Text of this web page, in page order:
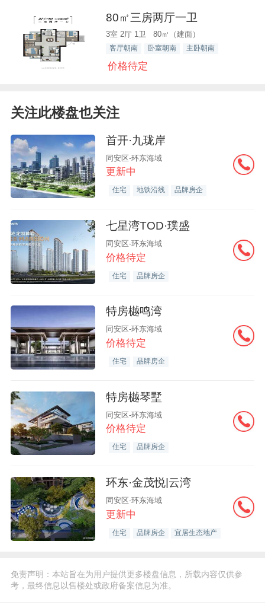
80㎡三房两厅一卫
3室 2厅 1卫 80㎡（建面）
客厅朝南 卧室朝南 主卧朝南
价格待定
关注此楼盘也关注
首开·九珑岸
同安区-环东海域
更新中
住宅 地铁沿线 品牌房企
七星湾TOD·璞盛
同安区-环东海域
价格待定
住宅 品牌房企
特房樾鸣湾
同安区-环东海域
价格待定
住宅 品牌房企
特房樾琴墅
同安区-环东海域
价格待定
住宅 品牌房企
环东·金茂悦|云湾
同安区-环东海域
更新中
住宅 品牌房企 宜居生态地产
免责声明：本站旨在为用户提供更多楼盘信息，所载内容仅供参
考，最终信息以售楼处或政府备案信息为准。